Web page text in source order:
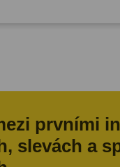
prvními
slevách a